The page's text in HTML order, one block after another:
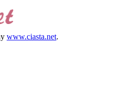
www.ciasta.net.